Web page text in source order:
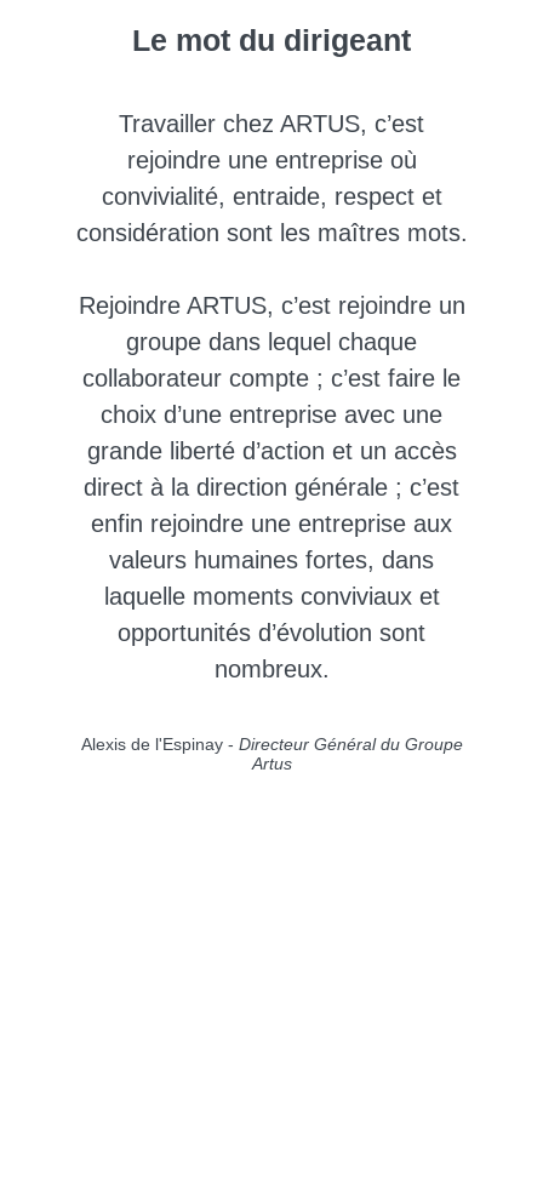
Le mot du dirigeant
Travailler chez ARTUS, c’est
rejoindre une entreprise où
convivialité, entraide, respect et
considération sont les maîtres mots.
Rejoindre ARTUS, c’est rejoindre un
groupe dans lequel chaque
collaborateur compte ; c’est faire le
choix d’une entreprise avec une
grande liberté d’action et un accès
direct à la direction générale ; c’est
enfin rejoindre une entreprise aux
valeurs humaines fortes, dans
laquelle moments conviviaux et
opportunités d’évolution sont
nombreux.
Alexis de l'Espinay - Directeur Général du Groupe
Artus